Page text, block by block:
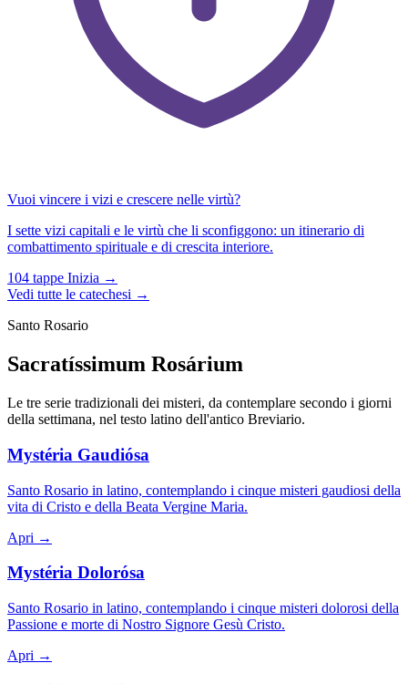
Vuoi vincere i vizi e crescere nelle virtù?
I sette vizi capitali e le virtù che li sconfiggono: un itinerario di
combattimento spirituale e di crescita interiore.
104 tappe Inizia →
Vedi tutte le catechesi →
Santo Rosario
Sacratíssimum Rosárium
Le tre serie tradizionali dei misteri, da contemplare secondo i giorni
della settimana, nel testo latino dell'antico Breviario.
Mystéria Gaudiósa
Santo Rosario in latino, contemplando i cinque misteri gaudiosi della
vita di Cristo e della Beata Vergine Maria.
Apri →
Mystéria Dolorósa
Santo Rosario in latino, contemplando i cinque misteri dolorosi della
Passione e morte di Nostro Signore Gesù Cristo.
Apri →